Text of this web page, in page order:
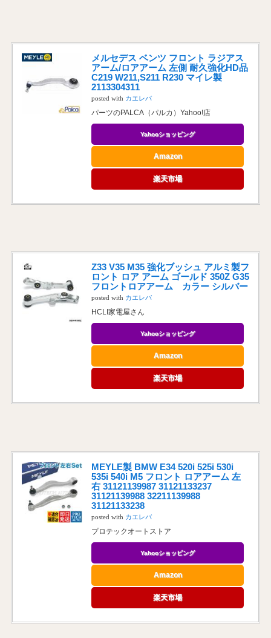
メルセデス ベンツ フロント ラジアス
アーム/ロアアーム 左側 耐久強化HD品
C219 W211,S211 R230 マイレ製
2113304311
posted with カエレバ
パーツのPALCA（パルカ）Yahoo!店
Yahooショッピング
Amazon
楽天市場
Z33 V35 M35 強化ブッシュ アルミ製フ
ロント ロア アーム ゴールド 350Z G35
フロントロアアーム カラー シルバー
posted with カエレバ
HCLI家電屋さん
Yahooショッピング
Amazon
楽天市場
MEYLE製 BMW E34 520i 525i 530i
535i 540i M5 フロント ロアアーム 左
右 31121139987 31121133237
31121139988 32211139988
31121133238
posted with カエレバ
プロテックオートストア
Yahooショッピング
Amazon
楽天市場